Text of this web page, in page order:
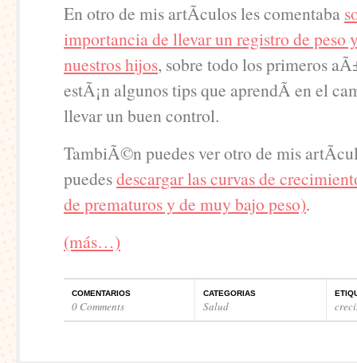
En otro de mis artÃ­culos les comentaba
importancia de llevar un registro de peso
nuestros hijos, sobre todo los primeros
estÃ¡n algunos tips que aprendÃ­ en el
llevar un buen control.
TambiÃ©n puedes ver otro de mis
puedesdescargar las curvas de
de prematuros y de muy bajo peso).
(más…)
COMENTARIOS
0 Comments
CATEGORIAS
Salud